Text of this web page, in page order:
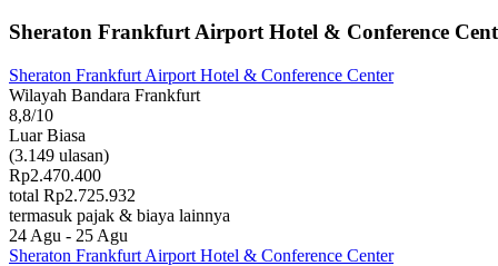
Sheraton Frankfurt Airport Hotel & Conference
Sheraton Frankfurt Airport Hotel & Conference Center
Wilayah Bandara Frankfurt
8,8/10
Luar Biasa
(3.149 ulasan)
Rp2.470.400
total Rp2.725.932
termasuk pajak & biaya lainnya
24 Agu - 25 Agu
Sheraton Frankfurt Airport Hotel & Conference Center